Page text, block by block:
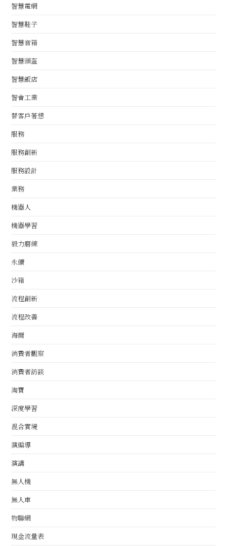
智慧電網
智慧鞋子
智慧音箱
智慧頭盔
智慧飯店
智會工業
替客戶著想
服務
服務創新
服務設計
業務
機器人
機器學習
毅力磨練
永續
沙箱
流程創新
流程改善
海爾
消費者觀察
消費者訪談
淘寶
深度學習
混合實境
演編導
演講
無人機
無人車
物聯網
現金流量表